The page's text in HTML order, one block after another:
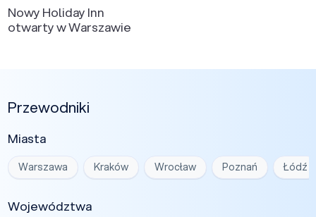
Nowy Holiday Inn
otwarty w Warszawie
Przewodniki
Miasta
Warszawa Kraków Wrocław Poznań Łódź
Województwa